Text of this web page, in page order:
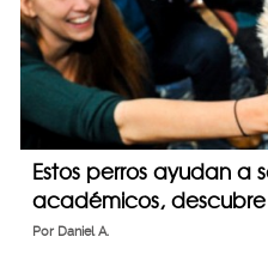
Estos perros ayudan a
académicos,
Por Daniel A.